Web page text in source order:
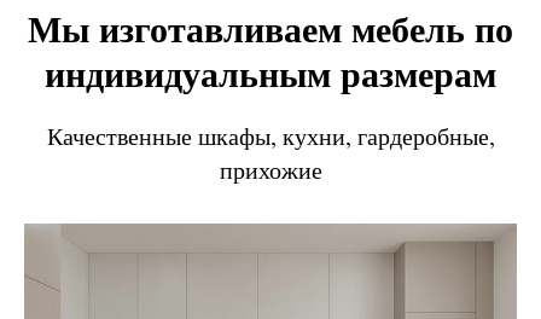
Мы изготавливаем мебель по
индивидуальным размерам
Качественные шкафы, кухни, гардеробные,
прихожие